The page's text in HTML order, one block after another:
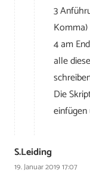
3
Komma)
4 am
alle
Die
S.Leiding
19. Januar 2019 17:07